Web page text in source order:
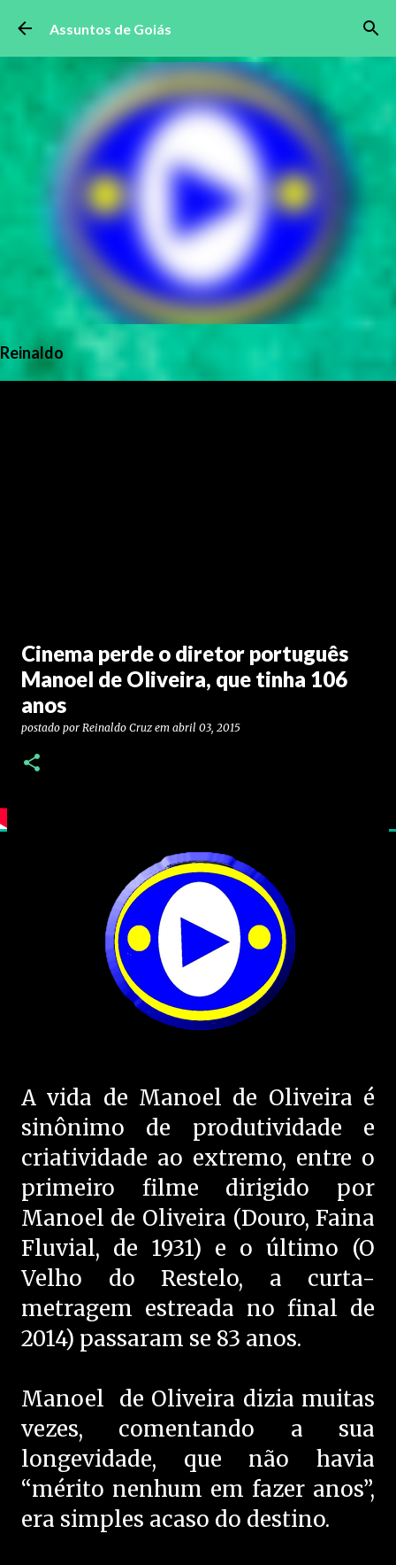
Pular para o conteúdo principal
Assuntos de Goiás
Reinaldo
Cinema perde o diretor português
Manoel de Oliveira, que tinha 106
anos
postado por Reinaldo Cruz em abril 03, 2015
A vida de Manoel de Oliveira é
sinônimo de produtividade e
criatividade ao extremo, entre o
primeiro filme dirigido por
Manoel de Oliveira (Douro, Faina
Fluvial, de 1931) e o último (O
Velho do Restelo, a curta-
metragem estreada no final de
2014) passaram se 83 anos.
Manoel de Oliveira dizia muitas
vezes, comentando a sua
longevidade, que não havia
“mérito nenhum em fazer anos”,
era simples acaso do destino.